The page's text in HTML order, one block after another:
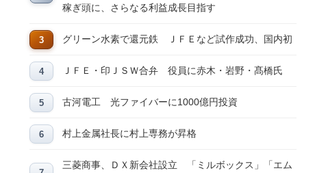
稼ぎ頭に、さらなる利益成長目指す
グリーン水素で還元鉄 ＪＦＥなど試作成功、国内初
ＪＦＥ・印ＪＳＷ合弁 役員に赤木・岩野・髙橋氏
古河電工 光ファイバーに1000億円投資
村上金属社長に村上専務が昇格
三菱商事、ＤＸ新会社設立 「ミルボックス」「エム